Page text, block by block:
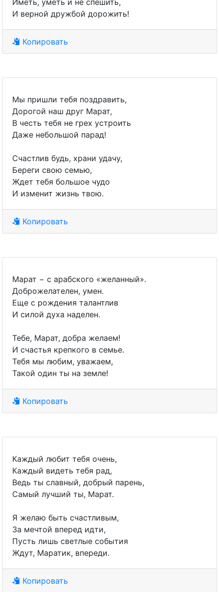
Иметь, уметь и не спешить,
И верной дружбой дорожить!
Копировать
Мы пришли тебя поздравить,
Дорогой наш друг Марат,
В честь тебя не грех устроить
Даже небольшой парад!
Счастлив будь, храни удачу,
Береги свою семью,
Ждет тебя большое чудо
И изменит жизнь твою.
Копировать
Марат − с арабского «желанный».
Доброжелателен, умен.
Еще с рождения талантлив
И силой духа наделен.
Тебе, Марат, добра желаем!
И счастья крепкого в семье.
Тебя мы любим, уважаем,
Такой один ты на земле!
Копировать
Каждый любит тебя очень,
Каждый видеть тебя рад,
Ведь ты славный, добрый парень,
Самый лучший ты, Марат.
Я желаю быть счастливым,
За мечтой вперед идти,
Пусть лишь светлые события
Ждут, Маратик, впереди.
Копировать